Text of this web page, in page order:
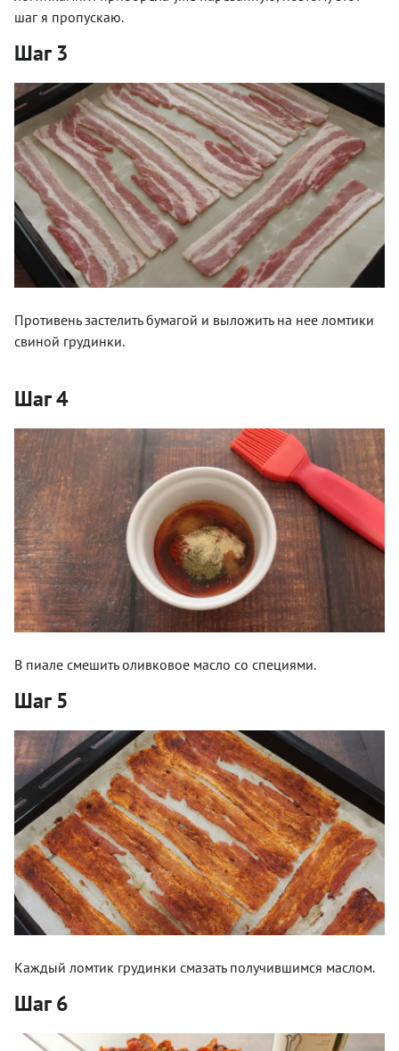
шаг я пропускаю.
Шаг 3
Противень застелить бумагой и выложить на нее ломтики
свиной грудинки.
Шаг 4
В пиале смешить оливковое масло со специями.
Шаг 5
Каждый ломтик грудинки смазать получившимся маслом.
Шаг 6